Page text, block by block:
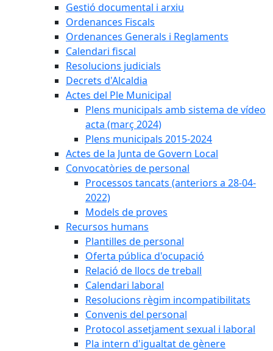
Gestió documental i arxiu
Ordenances Fiscals
Ordenances Generals i Reglaments
Calendari fiscal
Resolucions judicials
Decrets d'Alcaldia
Actes del Ple Municipal
Plens municipals amb sistema de vídeo
acta (març 2024)
Plens municipals 2015-2024
Actes de la Junta de Govern Local
Convocatòries de personal
Processos tancats (anteriors a 28-04-
2022)
Models de proves
Recursos humans
Plantilles de personal
Oferta pública d'ocupació
Relació de llocs de treball
Calendari laboral
Resolucions règim incompatibilitats
Convenis del personal
Protocol assetjament sexual i laboral
Pla intern d'igualtat de gènere